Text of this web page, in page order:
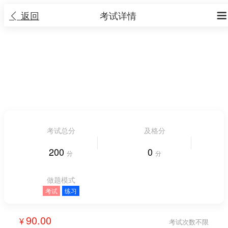
 返回 
考试详情
考试总分
200 分
及格分
0 分
做题模式
考试 练习
考试次数不限
¥ 90.00